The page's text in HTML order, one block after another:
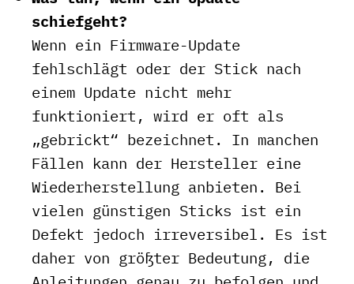
schiefgeht?
Wenn ein Firmware-Update
fehlschlägt oder der Stick nach
einem Update nicht mehr
funktioniert, wird er oft als
„gebrickt“ bezeichnet. In manchen
Fällen kann der Hersteller eine
Wiederherstellung anbieten. Bei
vielen günstigen Sticks ist ein
Defekt jedoch irreversibel. Es ist
daher von größter Bedeutung, die